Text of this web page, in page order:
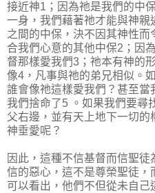
接近神1；因為祂是我們的中
一身，我們藉著祂才能與神親
之間的中保，決不因其神性
合我們心意的其他中保2；因
督那樣愛我們3；祂本有神的
像4，凡事與祂的弟兄相似。
誰會像祂這樣愛我們？甚至
我們捨命了5 。如果我們要尋
父右邊，並有天上地下一切
神垂愛呢？
因此，這種不信基督而信聖
信的惡心，這不是尊榮聖徒
可以看出，他們不但從未自